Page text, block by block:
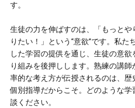
す。
生徒の力を伸ばすのは、「もっと
りたい！」という“意欲”です。私た
した学習の提供を通じ、生徒の意
り組みを後押しします。熟練の講
率的な考え方が伝授されるのは、
個別指導だからこそ。どのような学
談ください。